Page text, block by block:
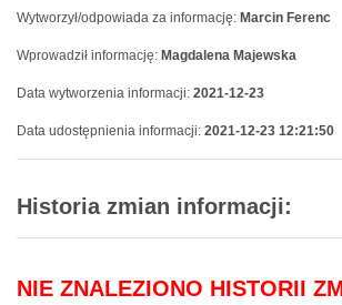
Wytworzył/odpowiada za informację: Marcin Ferenc
Wprowadził informację: Magdalena Majewska
Data wytworzenia informacji: 2021-12-23
Data udostępnienia informacji: 2021-12-23 12:21:50
Historia zmian informacji:
NIE ZNALEZIONO HISTORII